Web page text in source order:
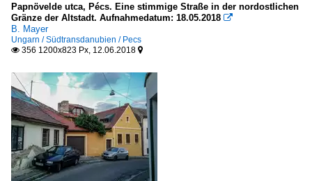
Papnövelde utca, Pécs. Eine stimmige Straße in der nordostlichen
Gränze der Altstadt. Aufnahmedatum: 18.05.2018 
B. Mayer
Ungarn / Südtransdanubien / Pecs
 356 1200x823 Px, 12.06.2018 